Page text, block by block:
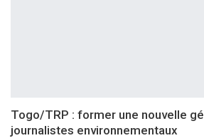
Togo/TRP : former une nouvelle
journalistes environnementaux